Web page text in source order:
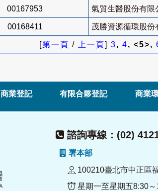
00167953 氣質生醫股份有限
00168411 茂勝資源循環股份
[第一頁 / 上一頁] 3, 4, <5>,
商業登記 有限合夥登記 商業
諮詢專線：(02)
署本部
100210臺北市中正區
星期一至星期五8:30～